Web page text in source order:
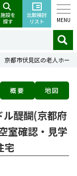
MENU
京都市伏見区の老人ホー
概要 地図
ル醍醐(京都府
室確認・見学
宅